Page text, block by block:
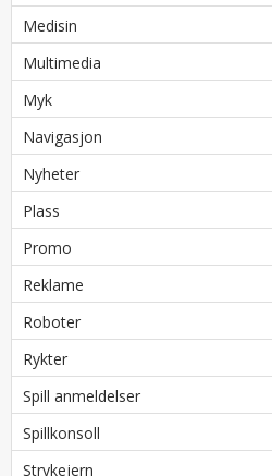
Medisin
Multimedia
Myk
Navigasjon
Nyheter
Plass
Promo
Reklame
Roboter
Rykter
Spill anmeldelser
Spillkonsoll
Strykejern